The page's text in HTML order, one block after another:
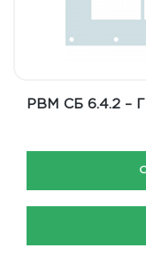
РВМ СБ 6.4.2 –